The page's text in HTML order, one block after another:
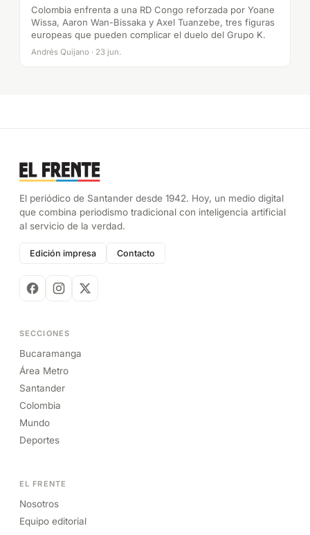
Colombia enfrenta a una RD Congo reforzada por Yoane
Wissa, Aaron Wan-Bissaka y Axel Tuanzebe, tres figuras
europeas que pueden complicar el duelo del Grupo K.
Andrés Quijano · 23 jun.
El periódico de Santander desde 1942. Hoy, un medio digital
que combina periodismo tradicional con inteligencia artificial
al servicio de la verdad.
Edición impresa Contacto
SECCIONES
Bucaramanga
Área Metro
Santander
Colombia
Mundo
Deportes
EL FRENTE
Nosotros
Equipo editorial